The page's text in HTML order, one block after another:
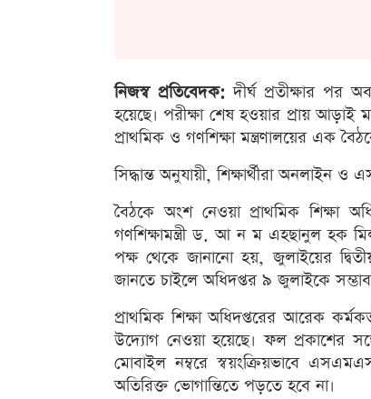
নিজস্ব প্রতিবেদক: দীর্ঘ প্রতীক্ষার পর
হয়েছে। পরীক্ষা শেষ হওয়ার প্রায়
প্রাথমিক ও গণশিক্ষা মন্ত্রণালয়ের এক
সিদ্ধান্ত অনুযায়ী, শিক্ষার্থীরা অনলাইন
বৈঠকে অংশ নেওয়া প্রাথমিক শিক্ষা
গণশিক্ষামন্ত্রী ড. আ ন ম এহছানুল হক
পক্ষ থেকে জানানো হয়, জুলাইয়ের
জানতে চাইলে অধিদপ্তর ৯ জুলাইকে
প্রাথমিক শিক্ষা অধিদপ্তরের আরেক
উদ্যোগ নেওয়া হয়েছে। ফল প্রকাশের
মোবাইল নম্বরে স্বয়ংক্রিয়ভাবে
অতিরিক্ত ভোগান্তিতে পড়তে হবে না।